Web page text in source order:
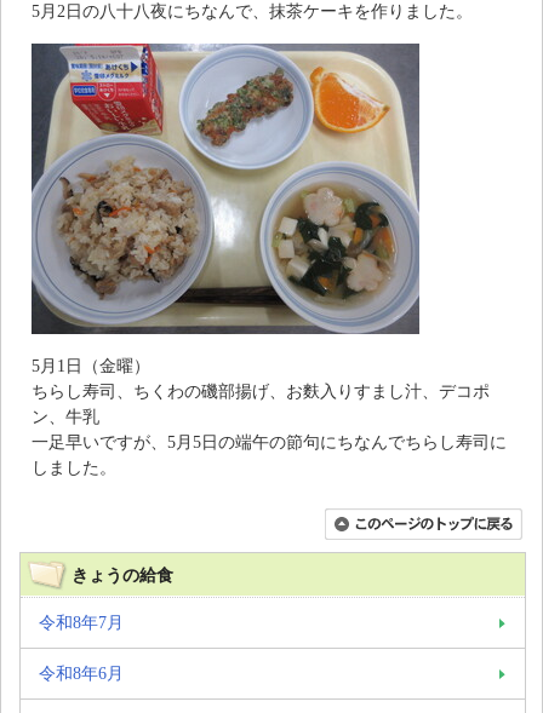
5月2日の八十八夜にちなんで、抹茶ケーキを作りました。
5月1日（金曜）
ちらし寿司、ちくわの磯部揚げ、お麩入りすまし汁、デコポ
ン、牛乳
一足早いですが、5月5日の端午の節句にちなんでちらし寿司に
しました。
きょうの給食
令和8年7月
令和8年6月